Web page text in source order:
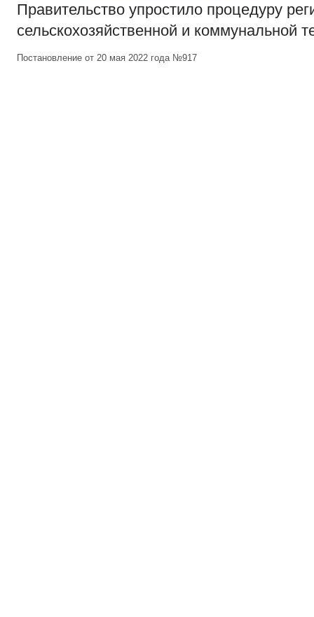
Правительство упростило процедуру
сельскохозяйственной и коммунальной
Постановление от 20 мая 2022 года №917